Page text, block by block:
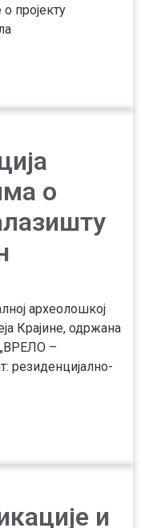
пројекту
о
археолошкој
Крајине, одржана
„ВРЕЛО –
резиденцијално-
и